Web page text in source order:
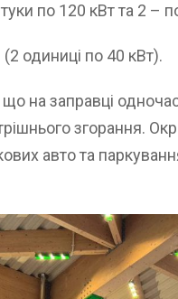
по 120 кВт та 2 –
одиниці по 40 кВт).
що на заправці
згорання.
авто та